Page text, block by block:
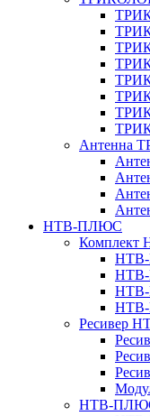
Антенна
НТВ-ПЛЮС
НТВ-
Ресивер
НТВ-ПЛЮС